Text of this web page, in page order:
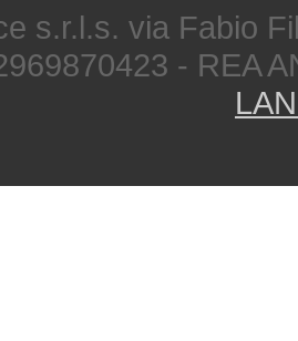
s.r.l.s. via Fabio
- REA